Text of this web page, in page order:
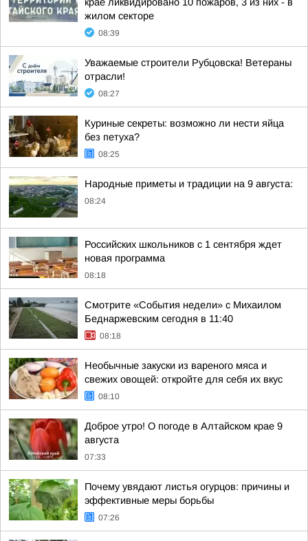
жилом секторе
08:39
Уважаемые строители Рубцовска! Ветераны
отрасли!
08:27
Куриные секреты: возможно ли нести яйца
без петуха?
08:25
Народные приметы и традиции на 9 августа:
08:24
Российских школьников с 1 сентября ждет
новая программа
08:18
Смотрите «События недели» с Михаилом
Беднаржевским сегодня в 11:40
08:18
Необычные закуски из вареного мяса и
свежих овощей: откройте для себя их вкус
08:10
Доброе утро! О погоде в Алтайском крае 9
августа
07:33
Почему увядают листья огурцов: причины и
эффективные меры борьбы
07:26